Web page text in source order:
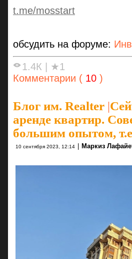
t.me/mosstart
обсудить на форуме:
1.4К
★1
Комментарии ( 10 )
Блог им. Realter |
аренде квартир.
большим опытом,
10 сентября 2023, 12:14 Маркиз